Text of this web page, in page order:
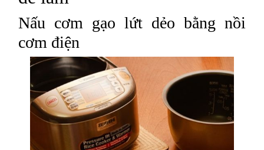
Nấu cơm gạo lứt dẻo bằng nồi
cơm điện